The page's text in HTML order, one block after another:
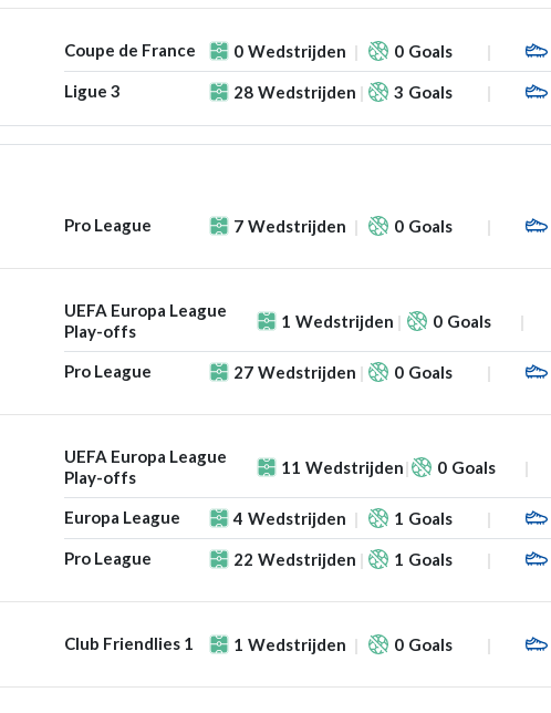
Coupe de France 0 Wedstrijden 0 Goals
Ligue 3 28 Wedstrijden 3 Goals
Pro League 7 Wedstrijden 0 Goals
UEFA Europa League
Play-offs
1 Wedstrijden 0 Goals
Pro League 27 Wedstrijden 0 Goals
UEFA Europa League
Play-offs
11 Wedstrijden 0 Goals
Europa League 4 Wedstrijden 1 Goals
Pro League 22 Wedstrijden 1 Goals
Club Friendlies 1 1 Wedstrijden 0 Goals